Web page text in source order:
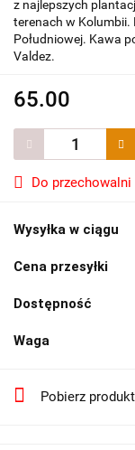
z najlepszych
terenach w Kolumbii.
Południowej. Kawa
Valdez.
65.00
Do przechowalni
Wysyłka w ciągu
Cena przesyłki
Dostępność
Waga
Pobierz